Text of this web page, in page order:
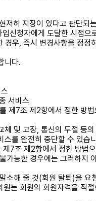
저히 지장이 있다고 판단되
신청자에게 도달한 시점으
우, 즉시 변경사항을 정정
니다.
서비스
제7조 제2항에서 정한 방
및 고장, 통신의 두절 등
스를 완전히 중단할 수 있습
7조 제2항에서 정한 방법
가능한 경우에는 그러하지
해 줄 것(회원 탈퇴)을
는 회원의 회원자격을 적